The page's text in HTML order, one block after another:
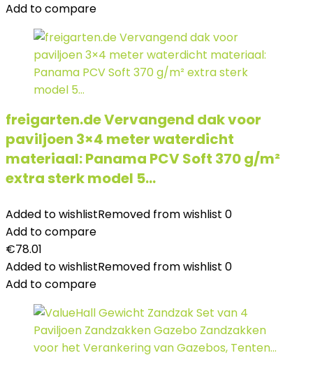
Add to compare
freigarten.de Vervangend dak voor
paviljoen 3×4 meter waterdicht
materiaal: Panama PCV Soft 370 g/m²
extra sterk model 5…
Added to wishlistRemoved from wishlist 0
Add to compare
€78.01
Added to wishlistRemoved from wishlist 0
Add to compare